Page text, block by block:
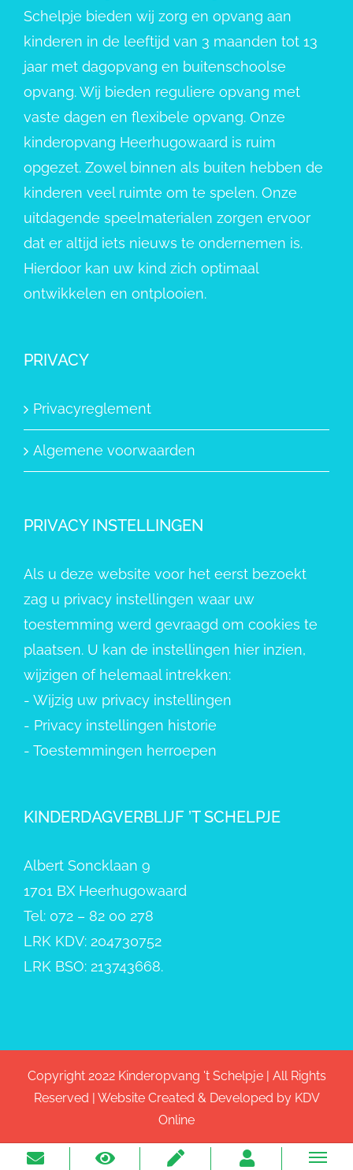
Schelpje bieden wij zorg en opvang aan
kinderen in de leeftijd van 3 maanden tot 13
jaar met dagopvang en buitenschoolse
opvang. Wij bieden reguliere opvang met
vaste dagen en flexibele opvang. Onze
kinderopvang Heerhugowaard is ruim
opgezet. Zowel binnen als buiten hebben de
kinderen veel ruimte om te spelen. Onze
uitdagende speelmaterialen zorgen ervoor
dat er altijd iets nieuws te ondernemen is.
Hierdoor kan uw kind zich optimaal
ontwikkelen en ontplooien.
PRIVACY
Privacyreglement
Algemene voorwaarden
PRIVACY INSTELLINGEN
Als u deze website voor het eerst bezoekt
zag u privacy instellingen waar uw
toestemming werd gevraagd om cookies te
plaatsen. U kan de instellingen hier inzien,
wijzigen of helemaal intrekken:
- Wijzig uw privacy instellingen
- Privacy instellingen historie
- Toestemmingen herroepen
KINDERDAGVERBLIJF ’T SCHELPJE
Albert Soncklaan 9
1701 BX Heerhugowaard
Tel: 072 – 82 00 278
LRK KDV: 204730752
LRK BSO: 213743668.
Copyright 2022 Kinderopvang 't Schelpje | All Rights
Reserved | Website Created & Developed by KDV
Online